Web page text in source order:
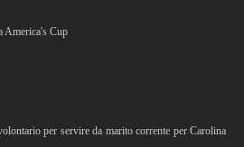
America's Cup
per servire da marito corrente per Carolina